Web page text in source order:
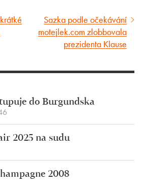
Následující
článek
Sazka podle očekávání
motejlek.com zlobbovala
prezidenta Klause
do Burgundska
2025 na sudu
2008